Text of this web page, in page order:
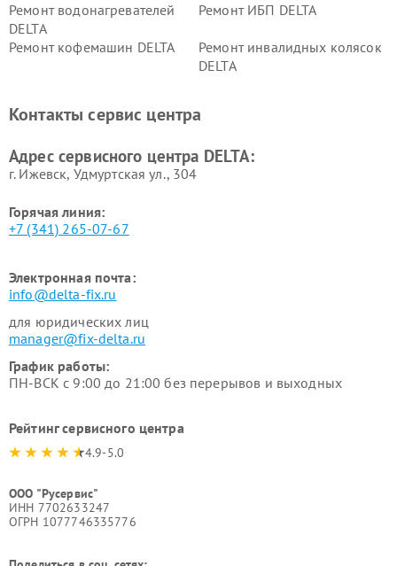
Ремонт водонагревателей
DELTA
Ремонт ИБП DELTA
Ремонт кофемашин DELTA
Ремонт инвалидных колясок
DELTA
Контакты сервис центра
Адрес сервисного центра DELTA:
г. Ижевск, Удмуртская ул., 304
Горячая линия:
+7 (341) 265-07-67
Электронная почта:
info@delta-fix.ru
для юридических лиц
manager@fix-delta.ru
График работы:
ПН-ВСК с 9:00 до 21:00 без перерывов и выходных
Рейтинг сервисного центра
4.9-5.0
ООО "Русервис"
ИНН 7702633247
ОГРН 1077746335776